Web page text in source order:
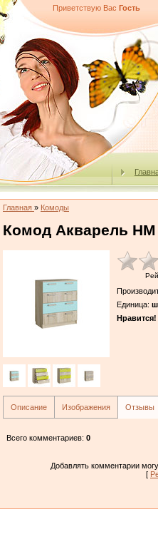
Приветствую Вас Гость
Главная » Комоды
Комод Акварель НМ
Единица:
Нравится!
Описание Изображения Отзывы
Всего комментариев: 0
Добавлять комментарии
[